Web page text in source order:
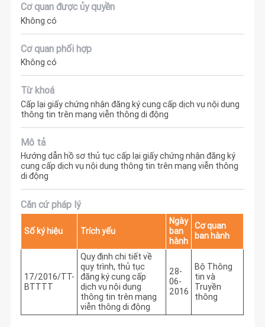
Cơ quan được ủy quyền
Không có
Cơ quan phối hợp
Không có
Từ khoá
Cấp lại giấy chứng nhận đăng ký cung cấp dịch vụ nội dung
thông tin trên mạng viễn thông di động
Mô tả
Hướng dẫn hồ sơ thủ tục cấp lại giấy chứng nhận đăng ký
cung cấp dịch vụ nội dung thông tin trên mạng viễn thông
di động
Căn cứ pháp lý
Số ký hiệu Trích yếu
Ngày
ban
hành
Cơ quan
ban hành
17/2016/TT-
BTTTT
Quy định chi tiết về
quy trình, thủ tục
đăng ký cung cấp
dịch vụ nội dung
thông tin trên mạng
viễn thông di động
28-
06-
2016
Bộ Thông
tin và
Truyền
thông